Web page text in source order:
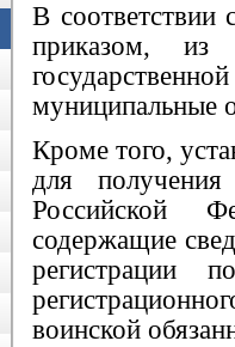
В соответствии
приказом, из
муниципальные
Кроме того,
для получения
Российской
содержащие
регистрации
воинской